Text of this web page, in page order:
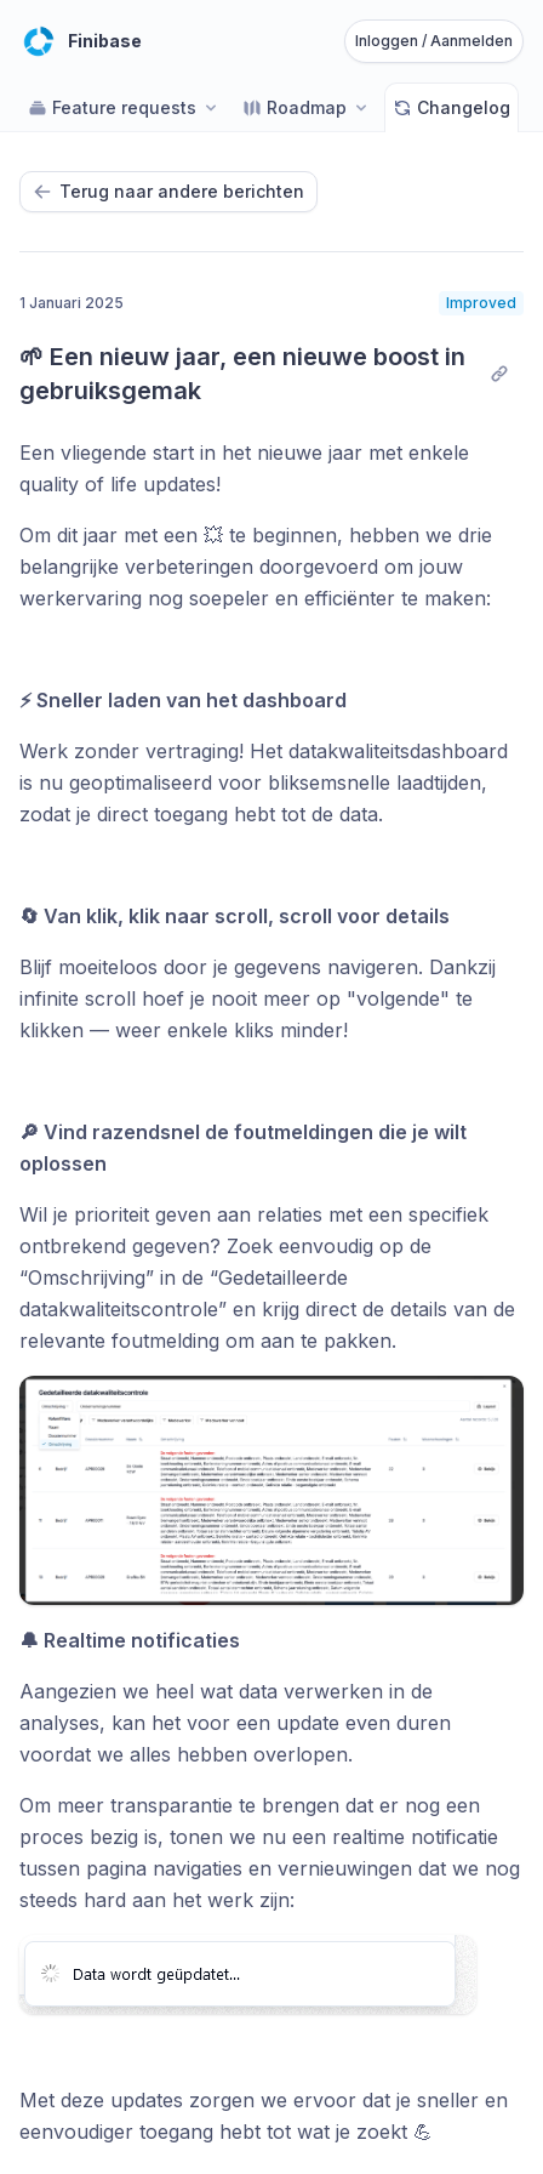
Finibase Inloggen / Aanmelden
Feature requests Roadmap Changelog
Terug naar andere berichten
1 Januari 2025 Improved
🌱 Een nieuw jaar, een nieuwe boost in
gebruiksgemak
Een vliegende start in het nieuwe jaar met enkele
quality of life updates!
Om dit jaar met een 💥 te beginnen, hebben we drie
belangrijke verbeteringen doorgevoerd om jouw
werkervaring nog soepeler en efficiënter te maken:
⚡ Sneller laden van het dashboard
Werk zonder vertraging! Het datakwaliteitsdashboard
is nu geoptimaliseerd voor bliksemsnelle laadtijden,
zodat je direct toegang hebt tot de data.
🔄 Van klik, klik naar scroll, scroll voor details
Blijf moeiteloos door je gegevens navigeren. Dankzij
infinite scroll hoef je nooit meer op "volgende" te
klikken — weer enkele kliks minder!
🔎 Vind razendsnel de foutmeldingen die je wilt
oplossen
Wil je prioriteit geven aan relaties met een specifiek
ontbrekend gegeven? Zoek eenvoudig op de
“Omschrijving” in de “Gedetailleerde
datakwaliteitscontrole” en krijg direct de details van de
relevante foutmelding om aan te pakken.
🔔 Realtime notificaties
Aangezien we heel wat data verwerken in de
analyses, kan het voor een update even duren
voordat we alles hebben overlopen.
Om meer transparantie te brengen dat er nog een
proces bezig is, tonen we nu een realtime notificatie
tussen pagina navigaties en vernieuwingen dat we nog
steeds hard aan het werk zijn:
Met deze updates zorgen we ervoor dat je sneller en
eenvoudiger toegang hebt tot wat je zoekt 💪